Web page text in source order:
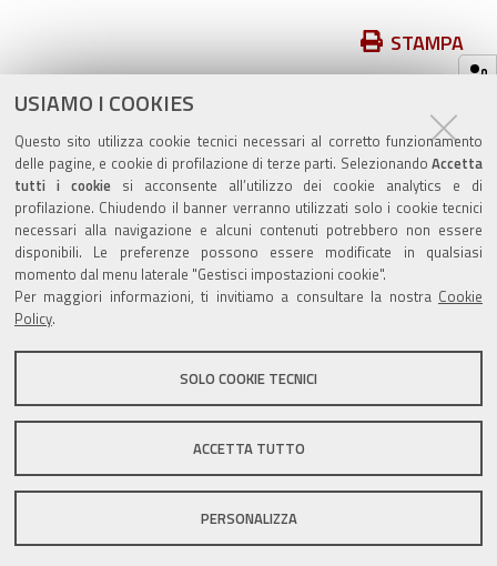
USIAMO I COOKIES
Questo sito utilizza cookie tecnici necessari al corretto funzionamento
delle pagine, e cookie di profilazione di terze parti. Selezionando Accetta
tutti i cookiesi acconsente all’utilizzo dei cookie analytics e di
profilazione. Chiudendo il banner verranno utilizzati solo i cookie tecnici
necessari alla navigazione e alcuni contenuti potrebbero non essere
disponibili. Le preferenze possono essere modificate in qualsiasi
momento dal menu laterale "Gestisci impostazioni cookie".
Per maggiori informazioni, ti invitiamo a consultare la nostra Cookie
Policy.
SOLO COOKIE TECNICI
ACCETTA TUTTO
PERSONALIZZA
sul
documento
STAMPA
ultima modifica
Valuta questo sito
Sito istituzionale Comune di Zola Predosa
Privacy policy|DPO|Accessibilità